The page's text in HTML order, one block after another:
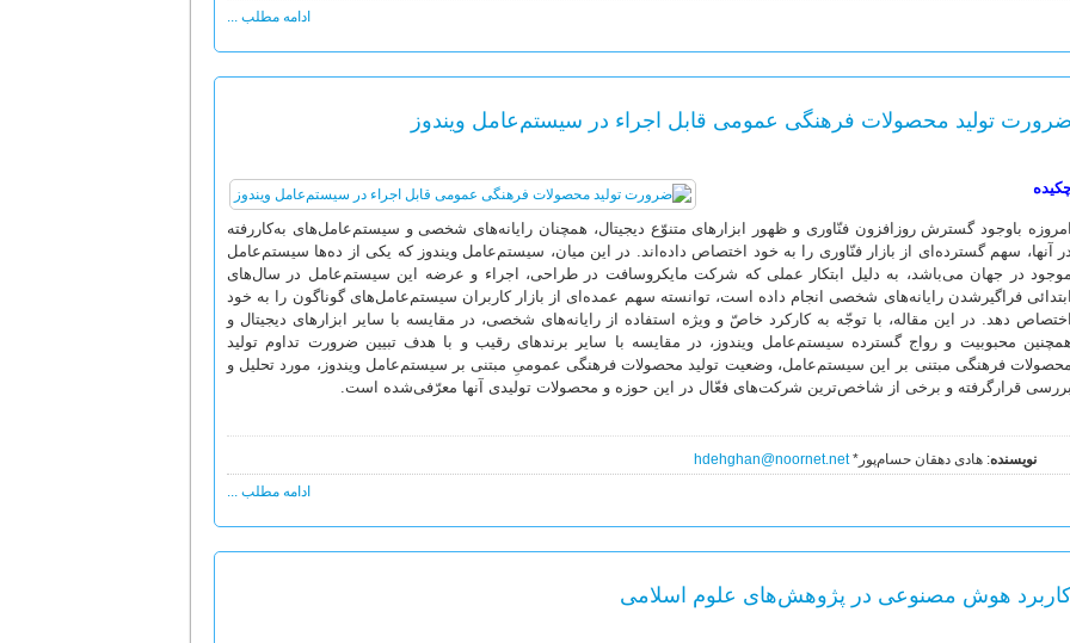
ادامه مطلب ...
ضرورت تولید محصولات فرهنگی عمومی قابل اجراء در سیستم‌عامل ویندوز
امروزه باوجود گسترش روزافزون فنّاوری‌ و ظهور ابزارهای متنوّع دیجیتال، همچنان رایانه‌های شخصی و سیستم‌عامل‌های به‌کاررفته
در آنها، سهم گسترده‌ای از بازار فنّاوری را به خود اختصاص داده‌اند. در این میان، سیستم‌عامل ویندوز که یکی از ده‌ها سیستم‌عامل
موجود در جهان می‌باشد، به دلیل ابتکار عملی که شرکت مایکروسافت در طراحی، اجراء و عرضه این سیستم‌عامل در سال‌های
ابتدائی فراگیرشدن رایانه‌های شخصی انجام داده است، توانسته سهم عمده‌ای از بازار کاربران سیستم‌عامل‌های گوناگون را به خود
اختصاص دهد. در این مقاله، با توجّه به کارکرد خاصّ و ویژه استفاده از رایانه‌های شخصی، در مقایسه با سایر ابزارهای دیجیتال و
همچنین محبوبیت و رواج گسترده سیستم‌عامل ویندوز، در مقایسه با سایر برندهای رقیب و با هدف تبیین ضرورت تداوم تولید
محصولات فرهنگی مبتنی بر این سیستم‌عامل، وضعیت تولید محصولات فرهنگی عمومیِ مبتنی بر سیستم‌عامل ویندوز، مورد تحلیل و
بررسی قرارگرفته و برخی از شاخص‌ترین شرکت‌های فعّال در این حوزه و محصولات تولیدی آنها معرّفی‌شده است.
نویسنده: هادی دهقان حسام‌پور*hdehghan@noornet.net
ادامه مطلب ...
هوش مصنوعی در پژوهش‌های علوم اسلامی